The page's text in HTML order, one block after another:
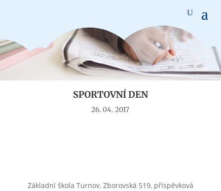
Aktuality
SPORTOVNÍ DEN
26. 04. 2017
Základní škola Turnov, Zborovská 519, příspěvková